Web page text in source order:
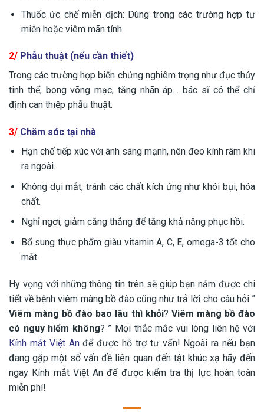
Thuốc ức chế miễn dịch: Dùng trong các trường hợp tự
miễn hoặc viêm mãn tính.
2/ Phẫu thuật (nếu cần thiết)
Trong các trường hợp biến chứng nghiêm trọng như đục thủy
tinh thể, bong võng mạc, tăng nhãn áp… bác sĩ có thể chỉ
định can thiệp phẫu thuật.
3/ Chăm sóc tại nhà
Hạn chế tiếp xúc với ánh sáng mạnh, nên đeo kính râm khi
ra ngoài.
Không dụi mắt, tránh các chất kích ứng như khói bụi, hóa
chất.
Nghỉ ngơi, giảm căng thẳng để tăng khả năng phục hồi.
Bổ sung thực phẩm giàu vitamin A, C, E, omega-3 tốt cho
mắt.
Hy vọng với những thông tin trên sẽ giúp bạn nắm được chi
tiết về bệnh viêm màng bồ đào cũng như trả lời cho câu hỏi ”
Viêm màng bồ đào bao lâu thì khỏi? Viêm màng bồ đào
có nguy hiểm không? ” Mọi thắc mắc vui lòng liên hệ với
Kính mắt Việt Anđể được hỗ trợ tư vấn! Ngoài ra nếu bạn
đang gặp một số vấn đề liên quan đến tật khúc xạ hãy đến
ngay Kính mắt Việt An để được kiểm tra thị lực hoàn toàn
miễn phí!